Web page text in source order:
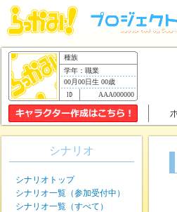
種族
学年：職業
00月00日生 00歳
AAA000000
シナリオ
シナリオトップ
シナリオ一覧（参加受付中）
シナリオ一覧（すべて）